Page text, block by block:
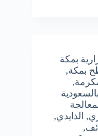
بمكة
بمكة,
,
, الذايدي,
,